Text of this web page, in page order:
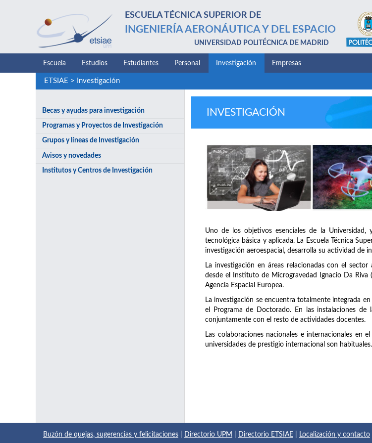
ESCUELA TÉCNICA SUPERIOR DE
INGENIERÍA AERONÁUTICA Y DEL ESPACIO
UNIVERSIDAD POLITÉCNICA DE MADRID
Escuela Estudios Estudiantes Personal Investigación Empresas
ETSIAE > Investigación
Becas y ayudas para investigación
Programas y Proyectos de Investigación
Grupos y líneas de Investigación
Avisos y novedades
Institutos y Centros de Investigación
INVESTIGACIÓN
Uno de los objetivos esenciales de la
tecnológica básica y aplicada. La Escuela Técnica
investigación aeroespacial, desarrolla su actividad de
La investigación en áreas relacionadas con el
desde el Instituto de Microgravedad Ignacio Da Riva
Agencia Espacial Europea.
La investigación se encuentra totalmente integrada
el Programa de Doctorado. En las instalaciones de
conjuntamente con el resto de actividades docentes.
Las colaboraciones nacionales e internacionales
universidades de prestigio internacional son habituales.
Buzón de quejas, sugerencias y felicitaciones Directorio UPM Directorio ETSIAE Localización y contacto